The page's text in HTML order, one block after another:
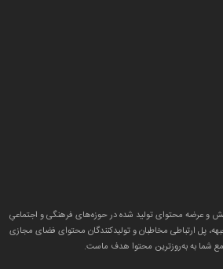
و عرضه محتوای تولید شده در حوزه‌های فرهنگی و اجتماعیِ
پل ارتباطی مخاطبان و تولید‌کنندگان محتوای فضای مجازی
شما به به‌روزترین محتوا هدف ماست.